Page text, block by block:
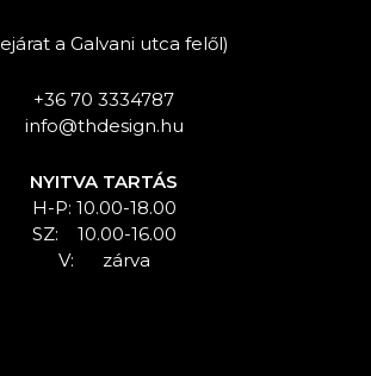
a Galvani utca felől)
+36 70 3334787
info@thdesign.hu
NYITVA TARTÁS
H-P: 10.00-18.00
SZ: 10.00-16.00
V: zárva